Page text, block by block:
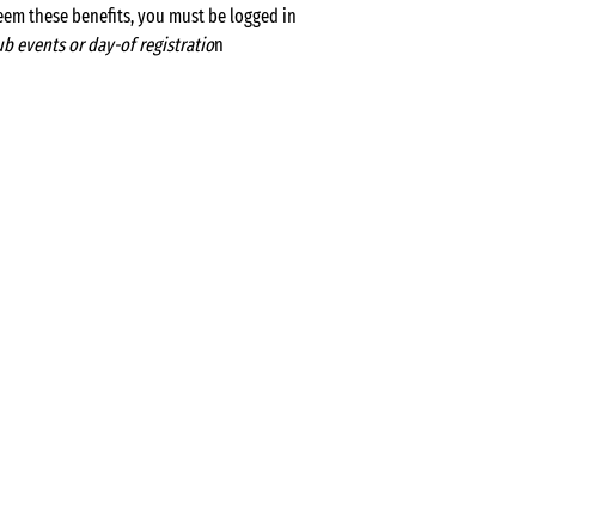
these benefits, you must be logged in
events or day-of registration